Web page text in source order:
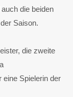
die beiden
Saison.
die zweite
eine Spielerin der